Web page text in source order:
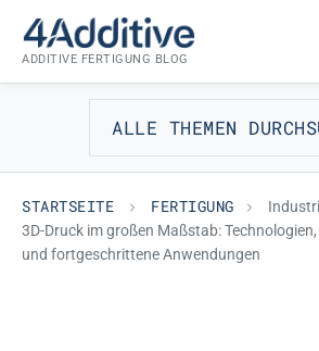
Inhalt
springen
ADDITIVE FERTIGUNG BLOG
ALLE THEMEN
STARTSEITE FERTIGUNG
3D-Druck im großen Maßstab:
und fortgeschrittene Anwendungen
FERTIGUNG